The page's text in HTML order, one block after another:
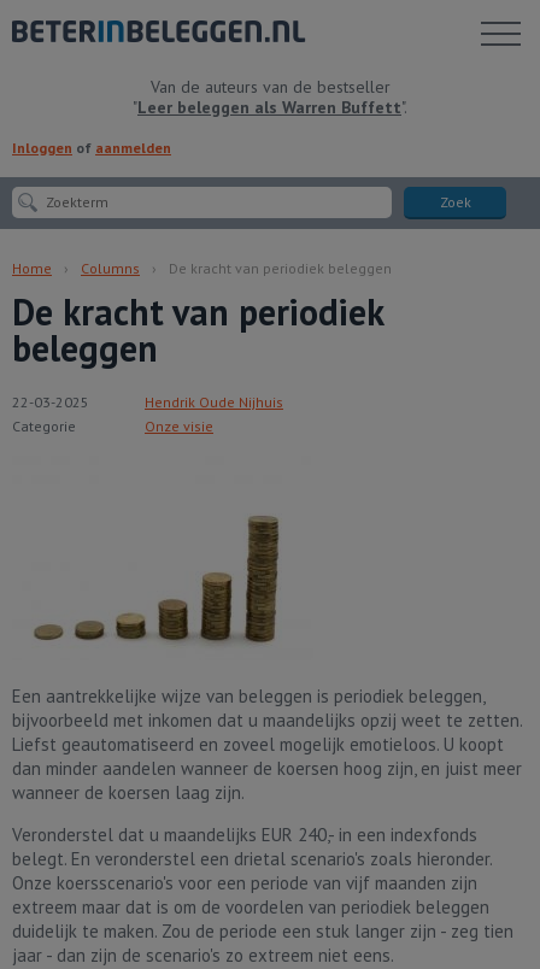
Van de auteurs van de bestseller
"Leer beleggen als Warren Buffett".
Inloggen of aanmelden
Zoek
Toon
Home Columns De kracht van periodiek beleggen
De kracht van periodiek
beleggen
22-03-2025
Hendrik Oude Nijhuis
Categorie
Onze visie
Een aantrekkelijke wijze van beleggen is periodiek beleggen,
bijvoorbeeld met inkomen dat u maandelijks opzij weet te zetten.
Liefst geautomatiseerd en zoveel mogelijk emotieloos. U koopt
dan minder aandelen wanneer de koersen hoog zijn, en juist meer
wanneer de koersen laag zijn.
Veronderstel dat u maandelijks EUR 240,- in een indexfonds
belegt. En veronderstel een drietal scenario's zoals hieronder.
Onze koersscenario's voor een periode van vijf maanden zijn
extreem maar dat is om de voordelen van periodiek beleggen
duidelijk te maken. Zou de periode een stuk langer zijn - zeg tien
jaar - dan zijn de scenario's zo extreem niet eens.